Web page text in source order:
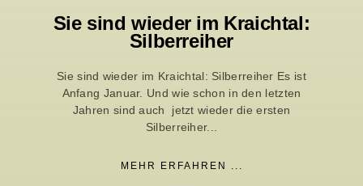
Sie sind wieder im Kraichtal:
Silberreiher
Sie sind wieder im Kraichtal: Silberreiher Es ist
Anfang Januar. Und wie schon in den letzten
Jahren sind auch jetzt wieder die ersten
Silberreiher...
MEHR ERFAHREN ...